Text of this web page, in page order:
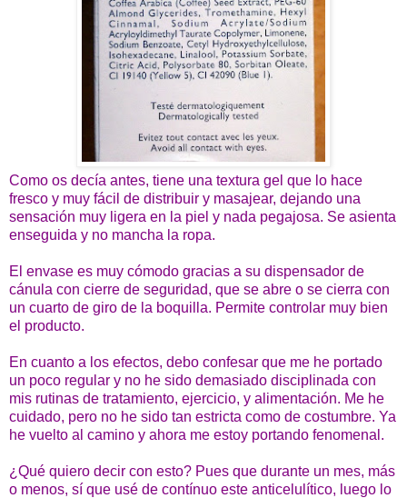
Como os decía antes, tiene una textura gel que lo hace
fresco y muy fácil de distribuir y masajear, dejando una
sensación muy ligera en la piel y nada pegajosa. Se asienta
enseguida y no mancha la ropa.
El envase es muy cómodo gracias a su dispensador de
cánula con cierre de seguridad, que se abre o se cierra con
un cuarto de giro de la boquilla. Permite controlar muy bien
el producto.
En cuanto a los efectos, debo confesar que me he portado
un poco regular y no he sido demasiado disciplinada con
mis rutinas de tratamiento, ejercicio, y alimentación. Me he
cuidado, pero no he sido tan estricta como de costumbre. Ya
he vuelto al camino y ahora me estoy portando fenomenal.
¿Qué quiero decir con esto? Pues que durante un mes, más
o menos, sí que usé de contínuo este anticelulítico, luego lo